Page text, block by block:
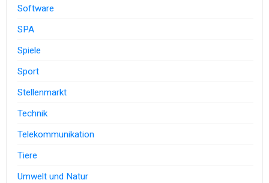
Software
SPA
Spiele
Sport
Stellenmarkt
Technik
Telekommunikation
Tiere
Umwelt und Natur